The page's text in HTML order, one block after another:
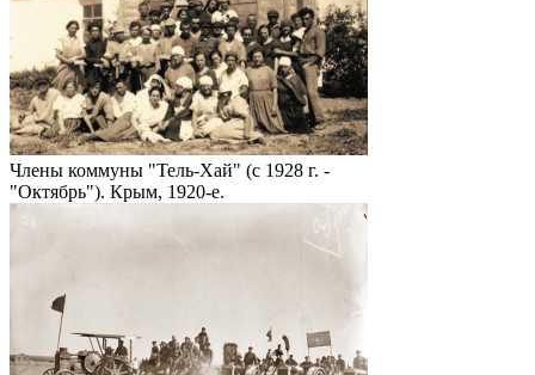
Члены коммуны "Тель-Хай" (с 1928 г. -
"Октябрь"). Крым, 1920-е.